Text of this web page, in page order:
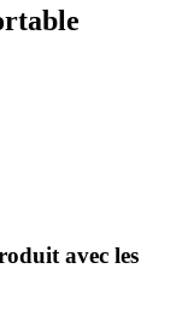
avec les